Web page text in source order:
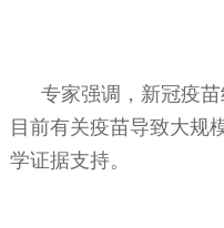
专家强调，新冠疫
目前有关疫苗导致大规
学证据支持。